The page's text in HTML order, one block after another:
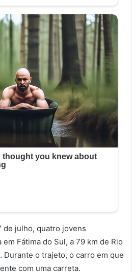
de julho, quatro jovens
Fátima do Sul, a 79 km de Rio
Durante o trajeto, o carro em que
com uma carreta.